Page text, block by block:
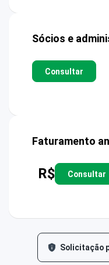
Sócios e
Consultar
Faturamento
R$ Consultar
Solicitação